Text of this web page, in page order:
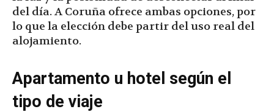
del día. A Coruña ofrece ambas opciones, por
lo que la elección debe partir del uso real del
alojamiento.
Apartamento u hotel según el
tipo de viaje